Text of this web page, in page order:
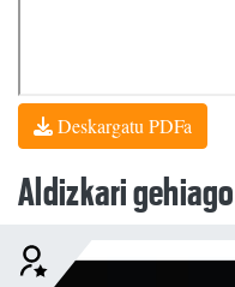
Deskargatu PDFa
Aldizkari gehiago